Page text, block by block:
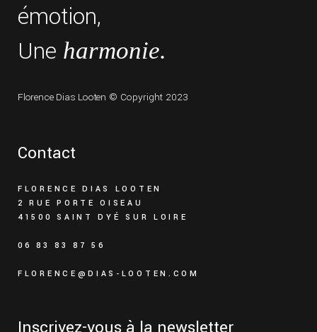
émotion,
Une harmonie.
Florence Dias Looten © Copyright 2023
Contact
FLORENCE DIAS LOOTEN
2 RUE PORTE OISEAU
41500 SAINT DYÉ SUR LOIRE
06 83 83 87 56
FLORENCE@DIAS-LOOTEN.COM